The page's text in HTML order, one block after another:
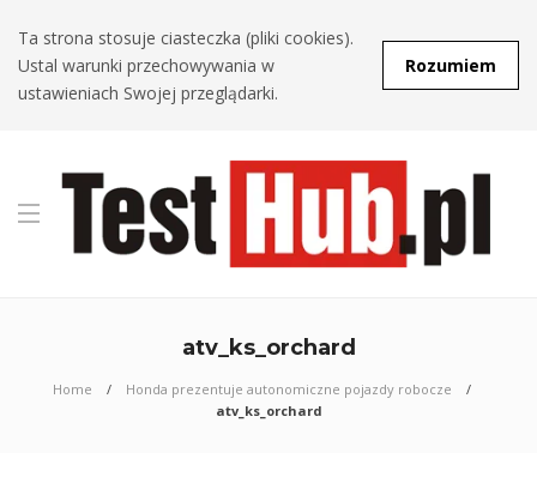
Ta strona stosuje ciasteczka (pliki cookies).
Ustal warunki przechowywania w
ustawieniach Swojej przeglądarki.
Rozumiem
atv_ks_orchard
Home
Honda prezentuje autonomiczne pojazdy robocze
atv_ks_orchard